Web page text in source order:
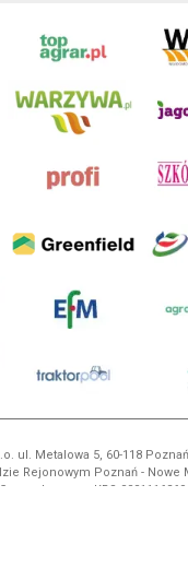
ul. Metalowa 5, 60-118
Rejonowym Poznań - Nowe
KRS 0001116269,